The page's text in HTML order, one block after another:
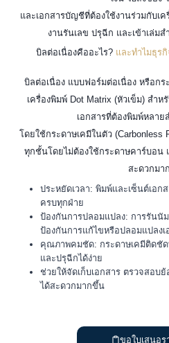
และเอกสารบัญชีที่ต้องใช้งานร่วมกับเ
งานรันเลข ปรุฉีก และเข้าเล่ม
บิลต่อเนื่องคืออะไร? และทำไมธุร
บิลต่อเนื่อง แบบฟอร์มต่อเนื่อง หรือกร
เครื่องพิมพ์ Dot Matrix (หัวเข็ม) สำ
เอกสารที่ต้องพิมพ์หลาย
โดยใช้กระดาษเคมีในตัว (Carbonless
ทุกชั้นโดยไม่ต้องใช้กระดาษคาร์บอน
สะดวกมา
ประหยัดเวลา: พิมพ์และเซ็นต์เอก
ครบทุกฝ่าย
ป้องกันการปลอมแปลง: การรันนั
ป้องกันการแก้ไขหรือปลอมแปลงเ
คุณภาพคมชัด: กระดาษเคมีติดชั
และปรุฉีกได้ง่าย
ช่วยให้จัดเก็บเอกสาร ตรวจสอบ
ได้สะดวกมากขึ้น
ขอใบเสนอ